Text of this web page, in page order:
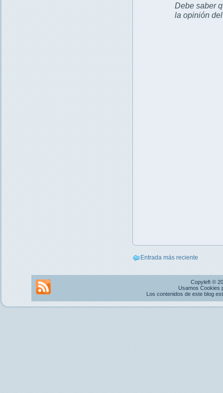
Debe saber
la opinión
Entrada más reciente
Copyleft ©
Usamos Cookies
Los contenidos de este blog